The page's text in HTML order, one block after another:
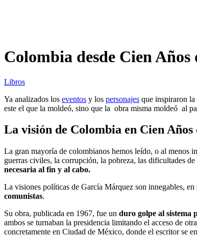
Colombia desde Cien
Libros
Ya analizados los eventos y los personajes que inspiraron la
este el que la moldeó, sino que la obra misma moldeó al
La visión de Colombia en Cien Años
La gran mayoría de colombianos hemos leído, o al menos
guerras civiles, la corrupción, la pobreza, las dificultades
necesaria al fin y al cabo.
La visiones políticas de García Márquez son innegables, en
comunistas.
Su obra, publicada en 1967, fue un duro golpe al sistema
ambos se turnaban la presidencia limitando el acceso de
concretamente en Ciudad de México, donde el escritor se